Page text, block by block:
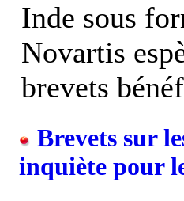
Inde sous
Novartis
brevets
Brevets sur
inquiète pour